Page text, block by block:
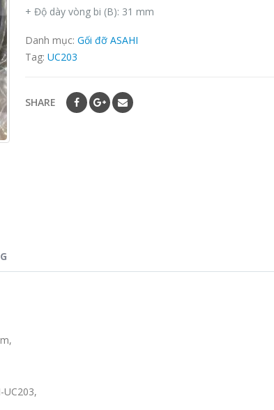
+ Độ dày vòng bi (B): 31 mm
Danh mục: Gối đỡ ASAHI
Tag: UC203
SHARE
UC203,